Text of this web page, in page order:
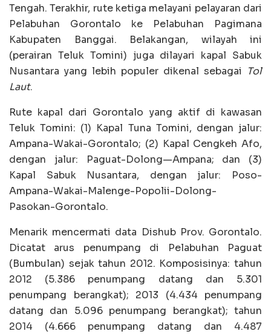
Tengah. Terakhir, rute ketiga melayani pelayaran dari
Pelabuhan Gorontalo ke Pelabuhan Pagimana
Kabupaten Banggai. Belakangan, wilayah ini
(perairan Teluk Tomini) juga dilayari kapal Sabuk
Nusantara yang lebih populer dikenal sebagai
Tol
Laut.
Rute kapal dari Gorontalo yang aktif di kawasan
Teluk Tomini: (1) Kapal Tuna Tomini, dengan jalur:
Ampana-Wakai-Gorontalo; (2) Kapal Cengkeh Afo,
dengan jalur: Paguat-Dolong—Ampana; dan (3)
Kapal Sabuk Nusantara, dengan jalur: Poso-
Ampana-Wakai-Malenge-Popolii-Dolong-
Pasokan-Gorontalo.
Menarik mencermati data Dishub Prov. Gorontalo.
Dicatat arus penumpang di Pelabuhan Paguat
(Bumbulan) sejak tahun 2012. Komposisinya: tahun
2012 (5.386 penumpang datang dan 5.301
penumpang berangkat); 2013 (4.434 penumpang
datang dan 5.096 penumpang berangkat); tahun
2014 (4.666 penumpang datang dan 4.487